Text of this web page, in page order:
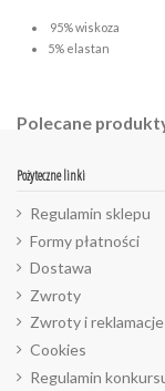
95% wiskoza
5% elastan
Polecane
Pożyteczne linki
Regulamin sklepu
Formy płatności
Dostawa
Zwroty
Zwroty i reklamacje
Cookies
Regulamin